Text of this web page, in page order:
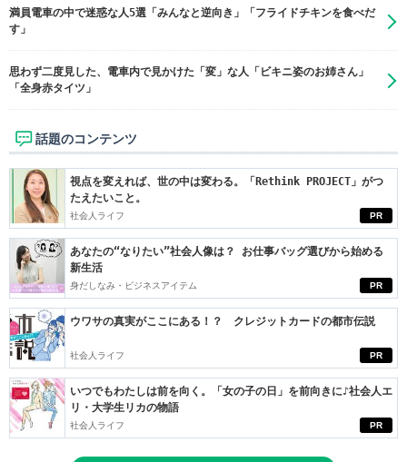
満員電車の中で迷惑な人5選「みんなと逆向き」「フライドチキンを食べだ
す」
思わず二度見した、電車内で見かけた「変」な人「ビキニ姿のお姉さん」
「全身赤タイツ」
話題のコンテンツ
PR
視点を変えれば、世の中は変わる。「Rethink PROJECT」がつ
たえたいこと。
社会人ライフ
PR
あなたの“なりたい”社会人像は？ お仕事バッグ選びから始める
新生活
身だしなみ・ビジネスアイテム
PR
ウワサの真実がここにある！？ クレジットカードの都市伝説
社会人ライフ
PR
いつでもわたしは前を向く。「女の子の日」を前向きに♪社会人エ
リ・大学生リカの物語
社会人ライフ